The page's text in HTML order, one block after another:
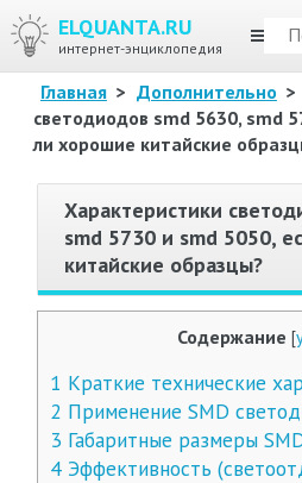
ELQUANTA.RU
интернет-энциклопедия
Главная > Дополнительно >
светодиодов smd 5630, smd
ли хорошие китайские
Характеристики
smd 5730 и smd 5050,
китайские образцы?
Содержание [
1 Краткие технические
2 Применение SMD
3 Габаритные размеры
4Эффективность